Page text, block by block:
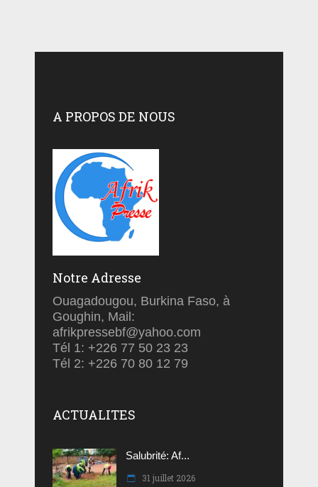
A PROPOS DE NOUS
Notre Adresse
Ouagadougou, Burkina Faso, à
Goughin, Mail:
afrikpressebf@yahoo.com
Tél 1: +226 77 50 23 23
Tél 2: +226 70 80 12 79
ACTUALITES
Salubrité: Af...
31 juillet 2026